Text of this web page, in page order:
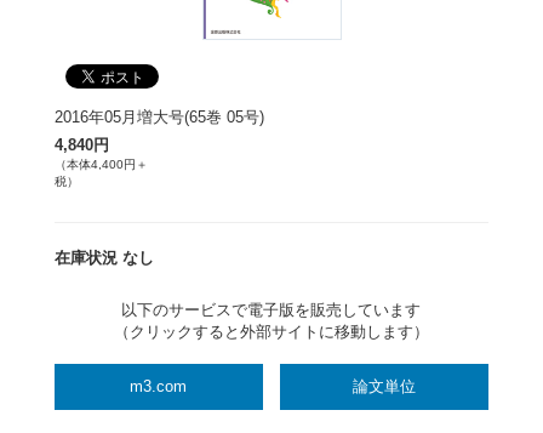
2016年05月増大号(65巻 05号)
4,840円
（本体4,400円＋
税）
在庫状況 なし
以下のサービスで電子版を販売しています
（クリックすると外部サイトに移動します）
m3.com 論文単位